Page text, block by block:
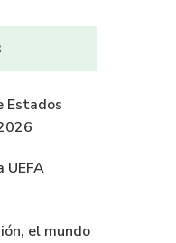
Estados
UEFA
el mundo